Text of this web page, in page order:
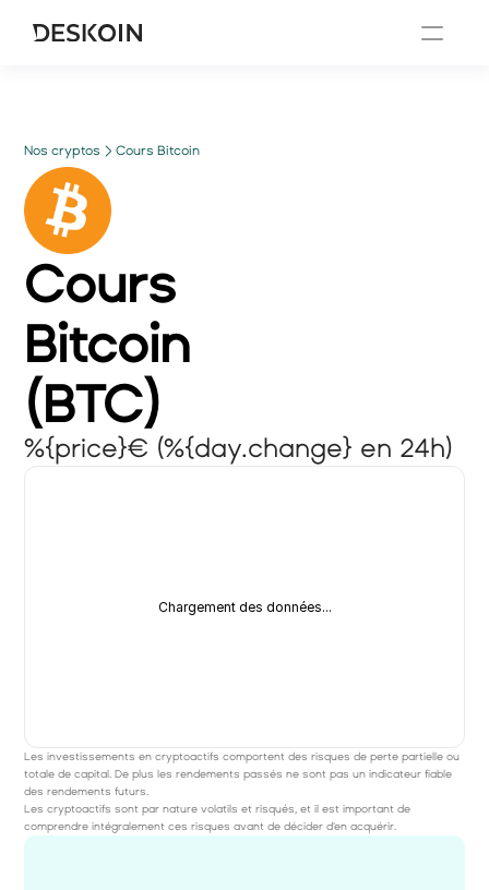
Nos cryptos Cours Bitcoin
Cours
Bitcoin
(BTC)
%{price}€ (%{day.change} en 24h)
Chargement des données...
Les investissements en cryptoactifs comportent des risques de perte partielle ou
totale de capital. De plus les rendements passés ne sont pas un indicateur fiable
des rendements futurs.
Les cryptoactifs sont par nature volatils et risqués, et il est important de
comprendre intégralement ces risques avant de décider d'en acquérir.